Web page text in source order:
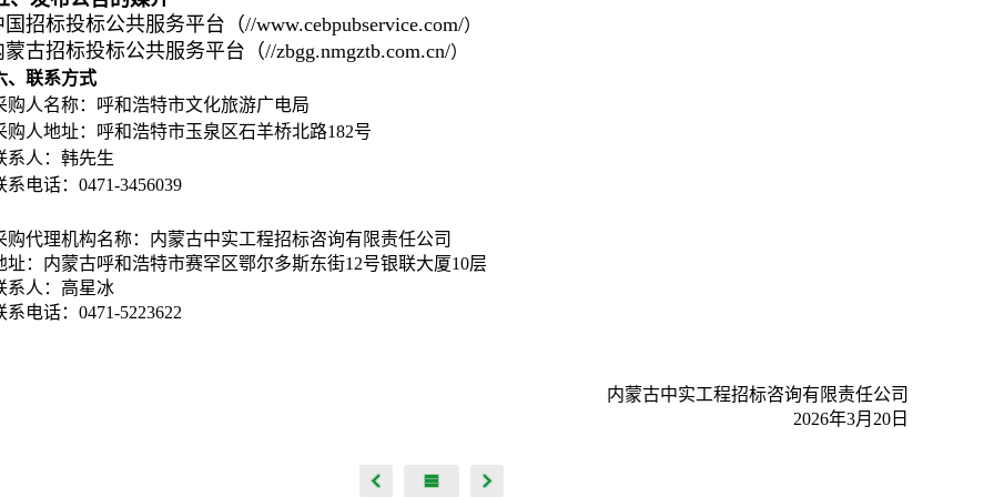
国招标投标公共服务平台（//www.cebpubservice.com/）
蒙古招标投标公共服务平台（//zbgg.nmgztb.com.cn/）
、联系方式
购人名称：呼和浩特市文化旅游广电局
购人地址：呼和浩特市玉泉区石羊桥北路182号
系人：韩先生
系电话：0471-3456039
购代理机构名称：内蒙古中实工程招标咨询有限责任公司
址：内蒙古呼和浩特市赛罕区鄂尔多斯东街12号银联大厦10层
系人：高星冰
系电话：0471-5223622
内蒙古中实工程招标咨询有限责任公司
2026年3月20日